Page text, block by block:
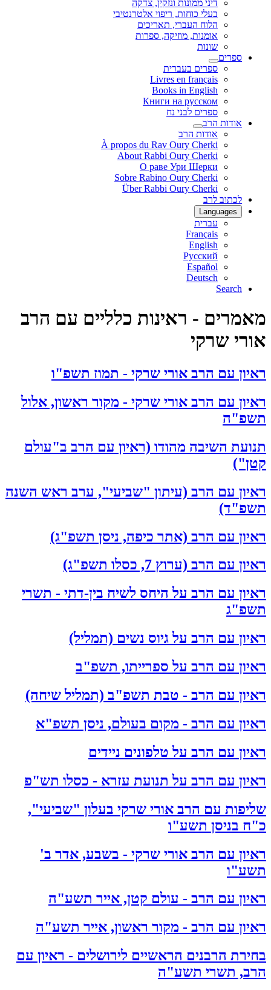
דיני ממונות ונזקין, צדקה
בעלי כוחות, ריפוי אלטרנטיבי
הלוח העברי, תאריכים
אומנות, מוזיקה, ספרות
שונות
ספרים
ספרים בעברית
Livres en français
Books in English
Книги на русском
ספרים לבני נח
אודות הרב
אודות הרב
À propos du Rav Oury Cherki
About Rabbi Oury Cherki
О раве Ури Шерки
Sobre Rabino Oury Cherki
Über Rabbi Oury Cherki
לכתוב לרב
Languages
עברית
Français
English
Русский
Español
Deutsch
Search
מאמרים - ראינות כלליים עם הרב
אורי שרקי
ראיון עם הרב אורי שרקי - תמוז תשפ"ו
ראיון עם הרב אורי שרקי - מקור ראשון, אלול
תשפ"ה
תנועת השיבה מהודו (ראיון עם הרב ב"עולם
קטן")
ראיון עם הרב (עיתון "שביעי", ערב ראש השנה
תשפ"ד)
ראיון עם הרב (אתר כיפה, ניסן תשפ"ג)
ראיון עם הרב (ערוץ 7, כסלו תשפ"ג)
ראיון עם הרב על היחס לשיח בין-דתי - תשרי
תשפ"ג
ראיון עם הרב על גיוס נשים (תמליל)
ראיון עם הרב על ספרייתו, תשפ"ב
ראיון עם הרב - טבת תשפ"ב (תמליל שיחה)
ראיון עם הרב - מקום בעולם, ניסן תשפ"א
ראיון עם הרב על טלפונים ניידים
ראיון עם הרב על תנועת עזרא - כסלו תש"פ
שליפות עם הרב אורי שרקי בעלון "שביעי",
כ"ח בניסן תשע"ו
ראיון עם הרב אורי שרקי - בשבע, אדר ב'
תשע"ו
ראיון עם הרב - עולם קטן, אייר תשע"ה
ראיון עם הרב - מקור ראשון, אייר תשע"ה
בחירת הרבנים הראשיים לירושלים - ראיון עם
הרב, תשרי תשע"ה